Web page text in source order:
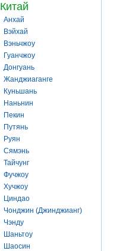
Китай
Анхай
Вэйхай
Вэньчжоу
Гуанчжоу
Донгуань
Жанджиаганге
Куньшань
Наньнин
Пекин
Путянь
Руян
Сямэнь
Тайчунг
Фучжоу
Хучжоу
Циндао
Чонджин (Джинджианг)
Чэнду
Шаньтоу
Шаосин